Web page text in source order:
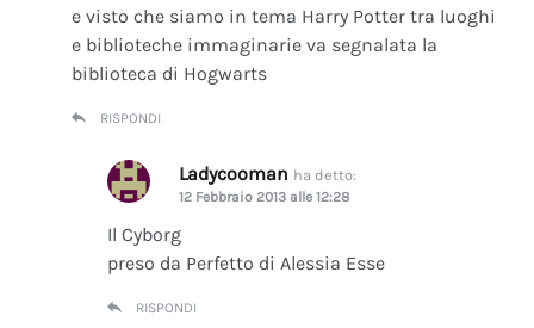
e visto che siamo in tema Harry Potter tra luoghi
e biblioteche immaginarie va segnalata la
biblioteca di Hogwarts
RISPONDI
Ladycooman ha detto:
12 Febbraio 2013 alle 12:28
Il Cyborg
preso da Perfetto di Alessia Esse
RISPONDI